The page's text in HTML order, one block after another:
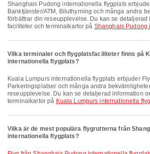
Shanghais Pudong internationella flygplats erbjuder Parkeringsplatser,
Banktjänster/ATM, Biluthyrning och många andra
förbättrar din reseupplevelse. Du kan se detaljerad
faciliteter och terminalkartor på Shanghais Pudong
Vilka terminaler och flygplatsfaciliteter finns på
internationella flygplats?
Kuala Lumpurs internationella flygplats erbjuder Flygplatshotell, Taxi,
Parkeringsplatser och många andra
reseupplevelse. Du kan se detaljerad information
terminalkartor på Kuala Lumpurs internationella
Vilka är de mest populära flygrutterna från
internationella flygplats?